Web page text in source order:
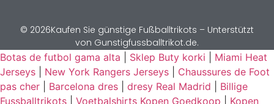
© 2026Kaufen Sie günstige Fußballtrikots – Unterstützt
von Gunstigfussballtrikot.de.
Botas de futbol gama alta
Sklep Buty korki
Miami Heat
Jerseys
New York Rangers Jerseys
Chaussures de Foot
pas cher
Barcelona dres dresy Real Madrid
Billige
Fussballtrikots
Voetbalshirts Kopen Goedkoop Kopen